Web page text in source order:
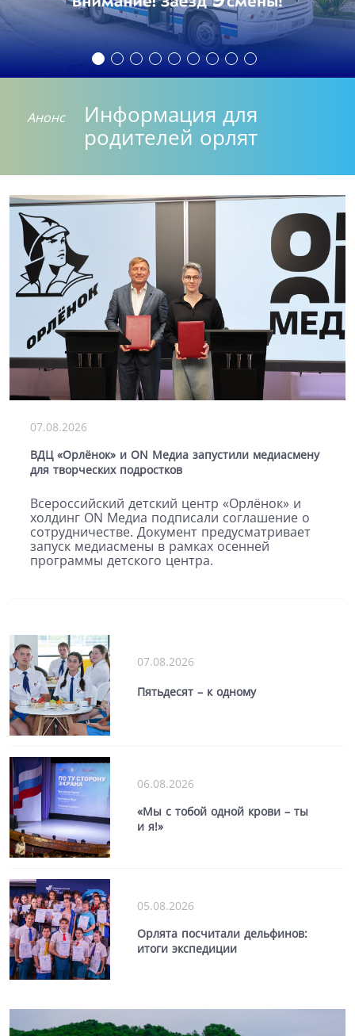
Анонс
Информация для
родителей орлят
07.08.2026
ВДЦ «Орлёнок» и ON Медиа запустили медиасмену
для творческих подростков
Всероссийский детский центр «Орлёнок» и
холдинг ON Медиа подписали соглашение о
сотрудничестве. Документ предусматривает
запуск медиасмены в рамках осенней
программы детского центра.
07.08.2026
Пятьдесят – к одному
06.08.2026
«Мы с тобой одной крови – ты
и я!»
05.08.2026
Орлята посчитали дельфинов:
итоги экспедиции